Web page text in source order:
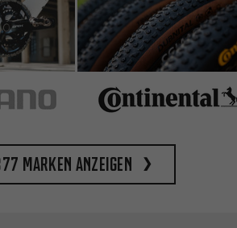
Marken anzeigen